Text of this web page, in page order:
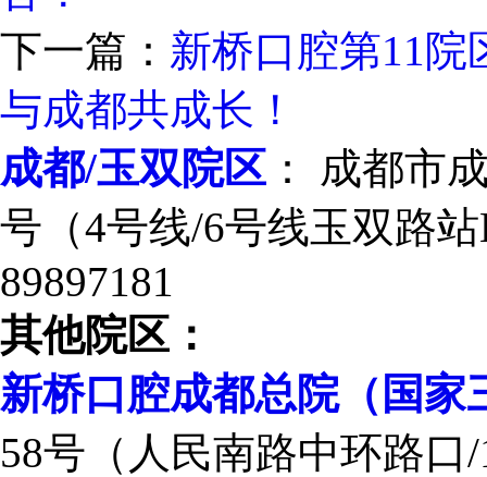
下一篇： 新桥口腔第11
与成都共成长！
成都/玉双院区 ： 成都市
号（4号线/6号线玉双路
89897181
其他院区：
新桥口腔成都总院（国家
58号（人民南路中环路